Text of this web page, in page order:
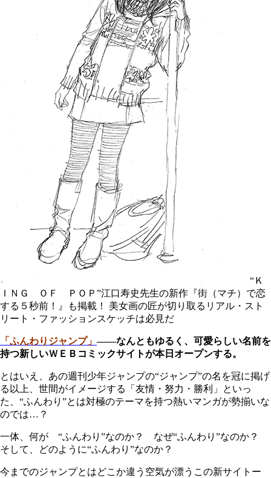
“Ｋ
ＩＮＧ ＯＦ ＰＯＰ”江口寿史先生の新作『街（マチ）で恋
する５秒前！』も掲載！ 美女画の匠が切り取るリアル・スト
リート・ファッションスケッチは必見だ
「ふんわりジャンプ」――なんともゆるく、可愛らしい名前を
持つ新しいＷＥＢコミックサイトが本日オープンする。
とはいえ、あの週刊少年ジャンプの“ジャンプ”の名を冠に掲げ
る以上、世間がイメージする「友情・努力・勝利」といっ
た、“ふんわり”とは対極のテーマを持つ熱いマンガが勢揃いな
のでは…？
一体、何が “ふんわり”なのか？ なぜ“ふんわり”なのか？
そして、どのように“ふんわり”なのか？
今までのジャンプとはどこか違う空気が漂うこの新サイトー